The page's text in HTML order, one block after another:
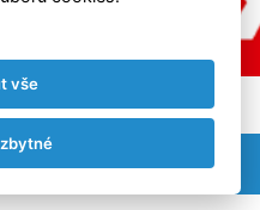
vše